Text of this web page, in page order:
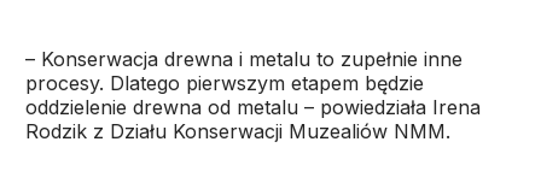
– Konserwacja drewna i metalu to zupełnie inne
procesy. Dlatego pierwszym etapem będzie
oddzielenie drewna od metalu – powiedziała Irena
Rodzik z Działu Konserwacji Muzealiów NMM.